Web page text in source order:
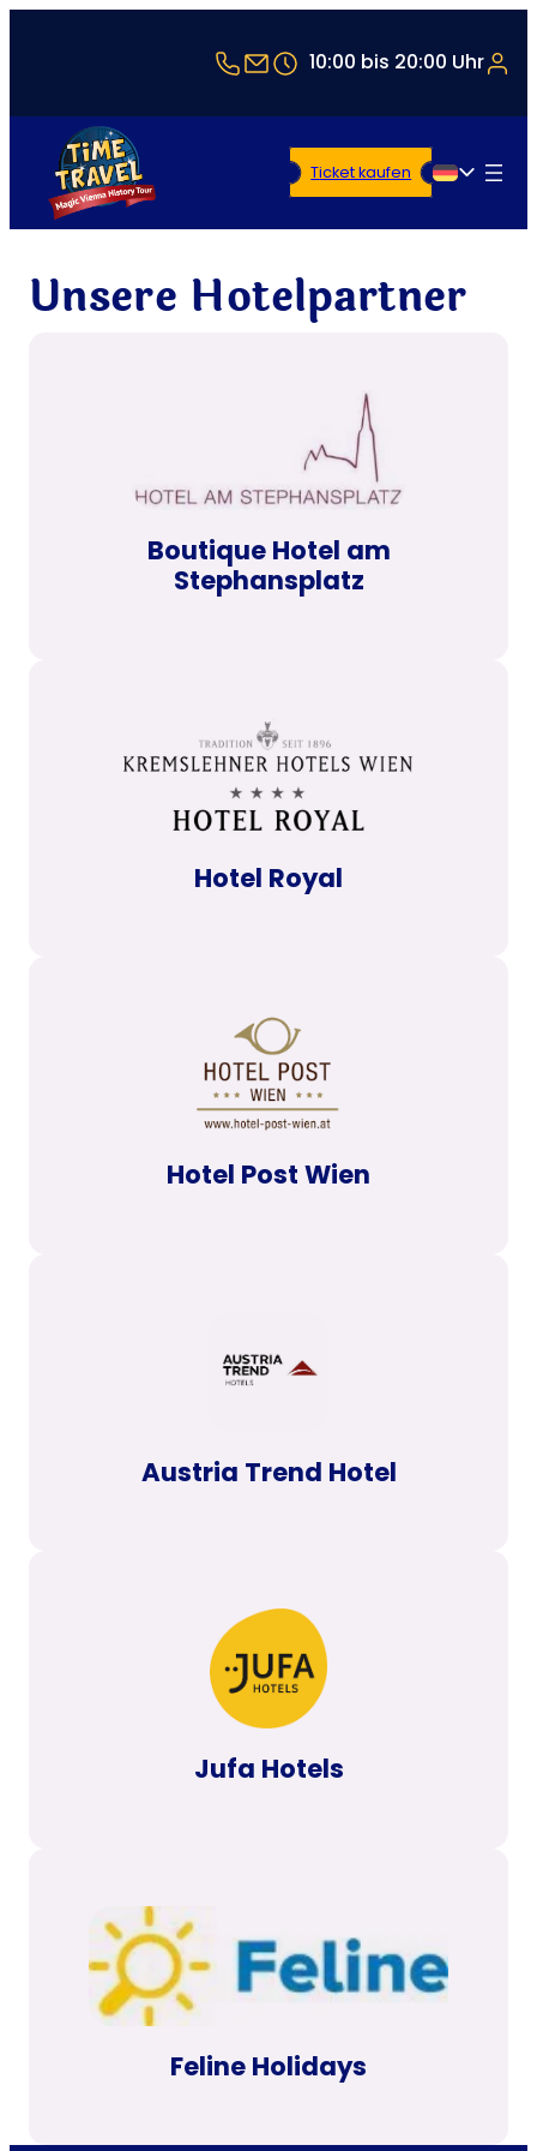
+43 1 5321514
office@timetravel-
10:00 bis 20:00 Uhr
Deutsch
Ticket kaufen
Unsere Hotelpartner
Boutique Hotel am
Stephansplatz
Hotel Royal
Hotel Post Wien
Austria Trend Hotel
Jufa Hotels
Feline Holidays